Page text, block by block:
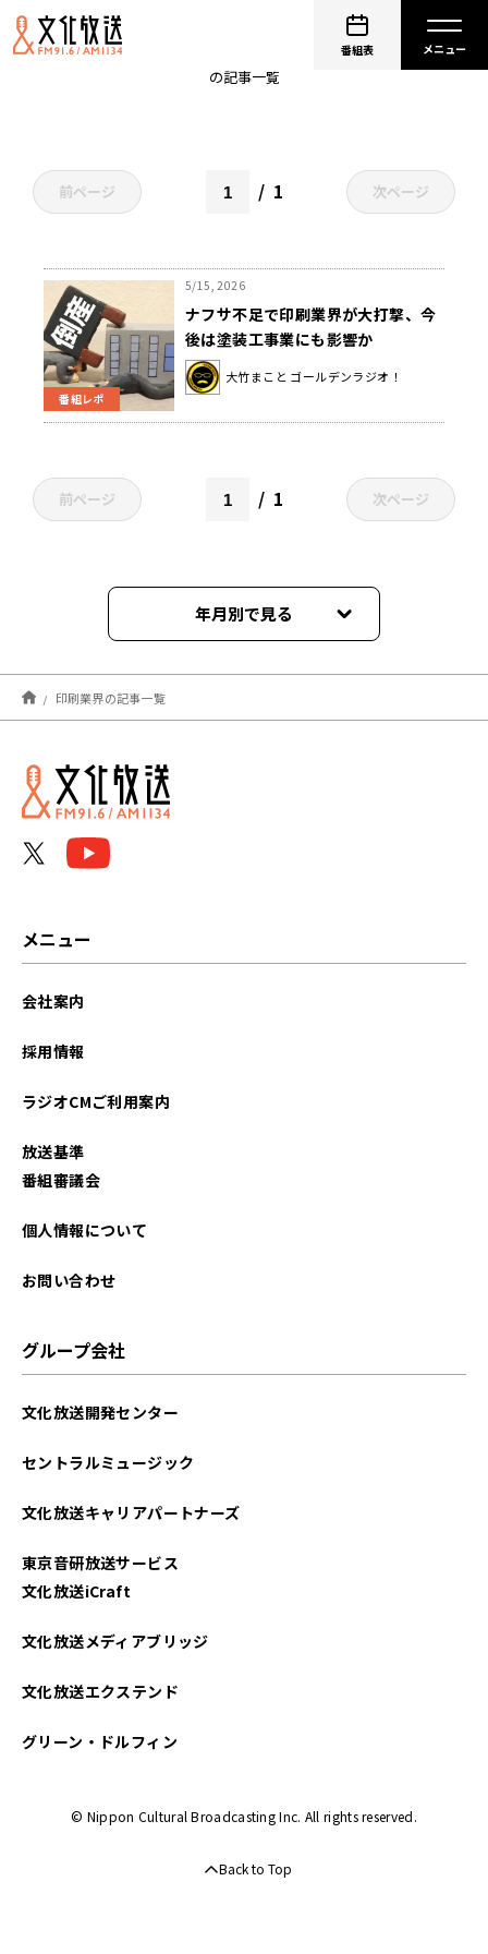
番組表
の記事一覧
前ページ 1 次ページ
番組レポ
5/15, 2026
ナフサ不足で印刷業界が大打撃、今
後は塗装工事業にも影響か
大竹まこと ゴールデンラジオ！
前ページ 1 次ページ
年月別で見る
2026年05月
印刷業界の記事一覧
メニュー
会社案内
採用情報
ラジオCMご利用案内
放送基準
番組審議会
個人情報について
お問い合わせ
グループ会社
文化放送開発センター
セントラルミュージック
文化放送キャリアパートナーズ
東京音研放送サービス
文化放送iCraft
文化放送メディアブリッジ
文化放送エクステンド
グリーン・ドルフィン
© Nippon Cultural Broadcasting Inc. All rights reserved.
Back to Top